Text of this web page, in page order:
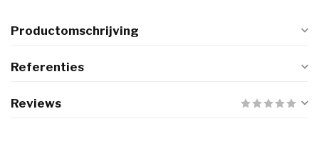
Productomschrijving
Referenties
Reviews